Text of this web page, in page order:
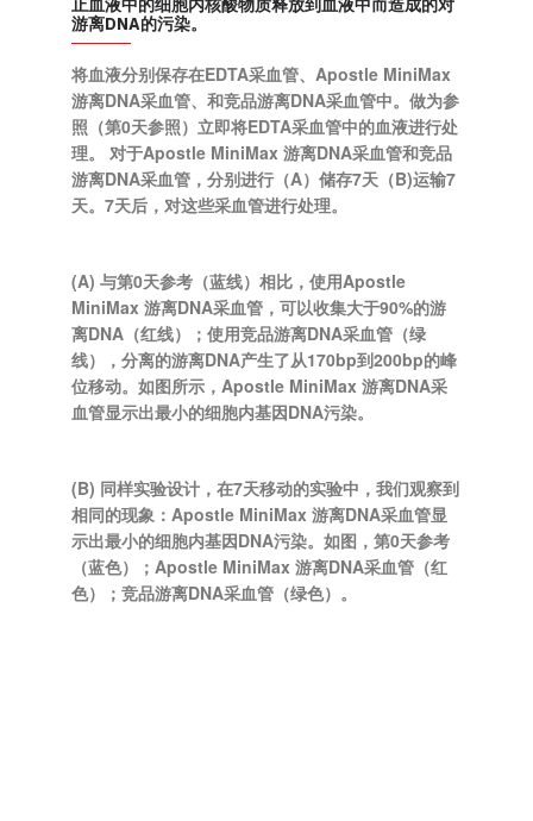
止血液中的细胞内核酸物质释放到血液中而造成的对
游离DNA的污染。
将血液分别保存在EDTA采血管、Apostle MiniMax
游离DNA采血管、和竞品游离DNA采血管中。做为参
照（第0天参照）立即将EDTA采血管中的血液进行处
理。 对于Apostle MiniMax 游离DNA采血管和竞品
游离DNA采血管，分别进行（A）储存7天（B)运输7
天。7天后，对这些采血管进行处理。
(A) 与第0天参考（蓝线）相比，使用Apostle
MiniMax 游离DNA采血管，可以收集大于90%的游
离DNA（红线）；使用竞品游离DNA采血管（绿
线），分离的游离DNA产生了从170bp到200bp的峰
位移动。如图所示，Apostle MiniMax 游离DNA采
血管显示出最小的细胞内基因DNA污染。
(B) 同样实验设计，在7天移动的实验中，我们观察到
相同的现象：Apostle MiniMax 游离DNA采血管显
示出最小的细胞内基因DNA污染。如图，第0天参考
（蓝色）；Apostle MiniMax 游离DNA采血管（红
色）；竞品游离DNA采血管（绿色）。